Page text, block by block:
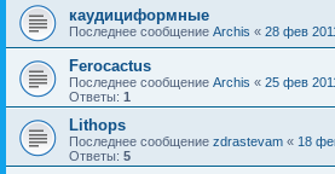
каудициформные
Последнее сообщение Archis « 28 фев
Ferocactus
Последнее сообщение Archis « 25 фев
Ответы: 1
Lithops
Последнее сообщение zdrastevam « 18
Ответы: 5